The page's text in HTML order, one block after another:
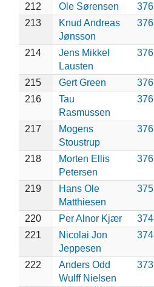
212 Ole Sørensen
376
213
Knud Andreas
Jønsson
376
214
Jens Mikkel
Lausten
376
215 Gert Green
376
216
Tau
Rasmussen
376
217
Mogens
Stoustrup
376
218
Morten Ellis
Petersen
376
219
Hans Ole
Matthiesen
375
220 Per Alnor Kjær
374
221
Nicolai Jon
Jeppesen
374
222
Anders Odd
Wulff Nielsen
373